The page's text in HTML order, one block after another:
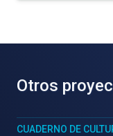
Otros
CUADERNO DE